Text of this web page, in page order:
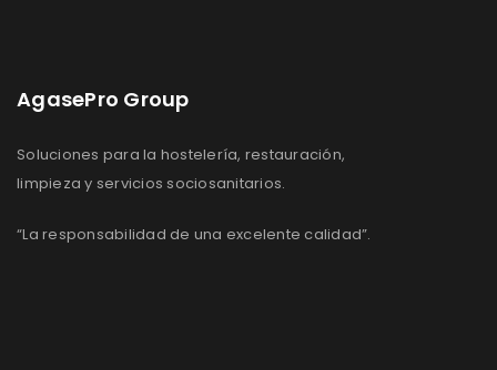
AgasePro Group
Soluciones para la hostelería, restauración,
limpieza y servicios sociosanitarios.
“La responsabilidad de una excelente calidad”.